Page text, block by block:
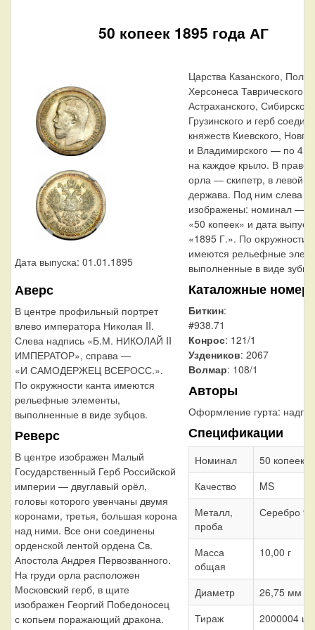
50 копеек 1895 года АГ
Дата выпуска: 01.01.1895
Аверс
В центре профильный портрет
влево императора Николая II.
Слева надпись «Б.М. НИКОЛАЙ II
ИМПЕРАТОР», справа —
«И САМОДЕРЖЕЦ ВСЕРОСС.».
По окружности канта имеются
рельефные элементы,
выполненные в виде зубцов.
Реверс
В центре изображен Малый
Государственный Герб Российской
империи — двуглавый орёл,
головы которого увенчаны двумя
коронами, третья, большая корона
над ними. Все они соединены
орденской лентой ордена Св.
Апостола Андрея Первозванного.
На груди орла расположен
Московский герб, в щите
изображен Георгий Победоносец
с копьем поражающий дракона.
Царства Казанского,
Херсонеса Таврического,
Астраханского,
Грузинского и герб
княжеств Киевского,
и Владимирского — по 4
на каждое крыло. В
орла — скипетр, в левой —
держава. Под ним слева
изображены: номинал —
«50 копеек» и дата
«1895 Г.». По окружности
имеются рельефные
выполненные в виде
Каталожные
Биткин:
#938.71
Конрос: 121/1
Уздеников: 2067
Волмар: 108/1
Авторы
Оформление гурта:
Спецификации
Номинал
50 копеек
Качество
MS
Металл,
проба
Серебро
Масса
общая
10,00 г
Диаметр
26,75 мм
Тираж
2000004